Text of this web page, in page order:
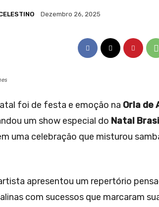
Dezembro 26, 2025
foi de festa e emoção na Orla de
um show especial do Natal
uma celebração que misturou
apresentou um repertório
com sucessos que marcaram